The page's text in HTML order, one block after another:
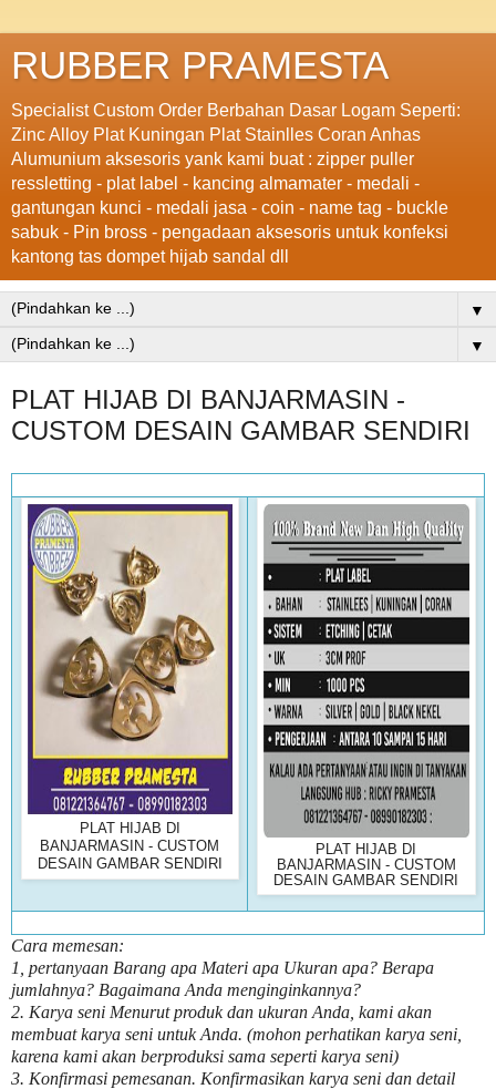
RUBBER PRAMESTA
Specialist Custom Order Berbahan Dasar Logam Seperti:
Zinc Alloy Plat Kuningan Plat Stainlles Coran Anhas
Alumunium aksesoris yank kami buat : zipper puller
ressletting - plat label - kancing almamater - medali -
gantungan kunci - medali jasa - coin - name tag - buckle
sabuk - Pin bross - pengadaan aksesoris untuk konfeksi
kantong tas dompet hijab sandal dll
▼
▼
PLAT HIJAB DI BANJARMASIN -
CUSTOM DESAIN GAMBAR SENDIRI
PLAT HIJAB DI
BANJARMASIN - CUSTOM
DESAIN GAMBAR SENDIRI
PLAT HIJAB DI
BANJARMASIN - CUSTOM
DESAIN GAMBAR SENDIRI
Cara memesan:
1, pertanyaan Barang apa Materi apa Ukuran apa? Berapa
jumlahnya? Bagaimana Anda menginginkannya?
2. Karya seni Menurut produk dan ukuran Anda, kami akan
membuat karya seni untuk Anda. (mohon perhatikan karya seni,
karena kami akan berproduksi sama seperti karya seni)
3. Konfirmasi pemesanan. Konfirmasikan karya seni dan detail